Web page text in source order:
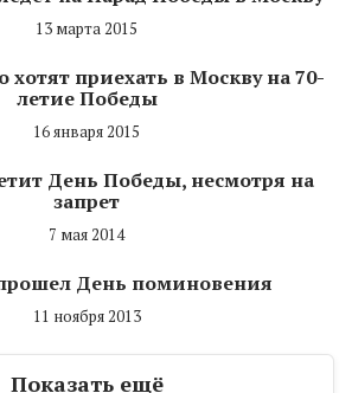
13 марта 2015
приехать в Москву на 70-
летие Победы
16 января 2015
День Победы, несмотря на
запрет
7 мая 2014
День поминовения
11 ноября 2013
Показать ещё